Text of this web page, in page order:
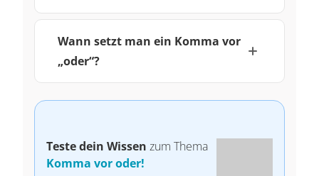
Wann setzt man ein Komma vor
„oder“?
Teste dein Wissen zum Thema
Komma vor oder!